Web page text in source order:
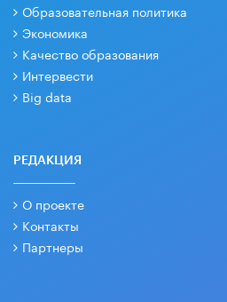
Образовательная политика
Экономика
Качество образования
Интервести
Big data
РЕДАКЦИЯ
О проекте
Контакты
Партнеры